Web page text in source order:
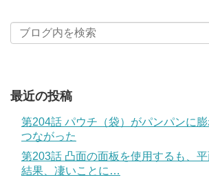
最近の投稿
第204話 パウチ（袋）がパンパンに
つながった
第203話 凸面の面板を使用するも、
結果、凄いことに…